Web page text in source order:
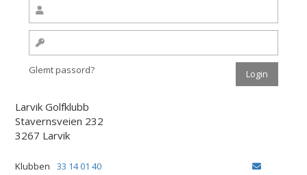
Glemt passord?
Larvik Golfklubb
Stavernsveien 232
3267 Larvik
Klubben 33 14 01 40